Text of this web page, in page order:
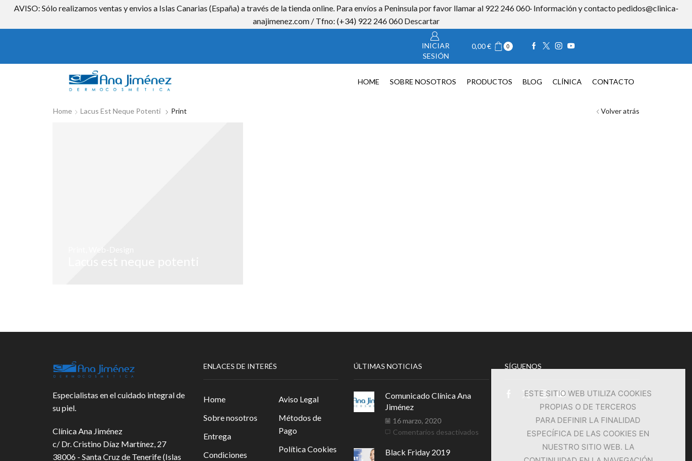
AVISO: Sólo realizamos ventas y envios a Islas Canarias (España) a través de la tienda online. Para envíos a Peninsula por favor llamar al 922 246 060· Información y contacto pedidos@clinica-
anajimenez.com / Tfno: (+34) 922 246 060Descartar
Iniciar sesión 0,00€ 0
INICIAR
SESIÓN
0,00€ 0
HOME SOBRE NOSOTROS PRODUCTOS BLOG CLÍNICA CONTACTO
Volver atrás
Home Lacus Est Neque Potenti Print
Especialistas en el cuidado integral de
su piel.
Clínica Ana Jiménez
c/ Dr. Cristino Díaz Martínez, 27
38006 - Santa Cruz de Tenerife (Islas
ENLACES DE INTERÉS
Home
Sobre nosotros
Entrega
Condiciones
Aviso Legal
Métodos de
Pago
Política Cookies
ÚLTIMAS NOTICIAS
Comunicado Clínica Ana
Jiménez
16 marzo, 2020
Comentarios desactivados
Black Friday 2019
SÍGUENOS
Facebook
TwitterInstagram
Youtube
ESTE SITIO WEB UTILIZA COOKIES
PROPIAS O DE TERCEROS
PARA DEFINIR LA FINALIDAD
ESPECÍFICA DE LAS COOKIES EN
NUESTRO SITIO WEB. LA